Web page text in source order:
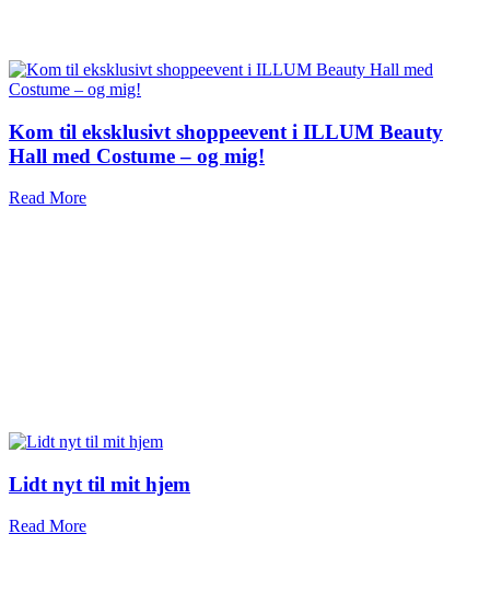
Kom til eksklusivt shoppeevent i ILLUM Beauty
Hall med Costume – og mig!
Read More
Lidt nyt til mit hjem
Read More